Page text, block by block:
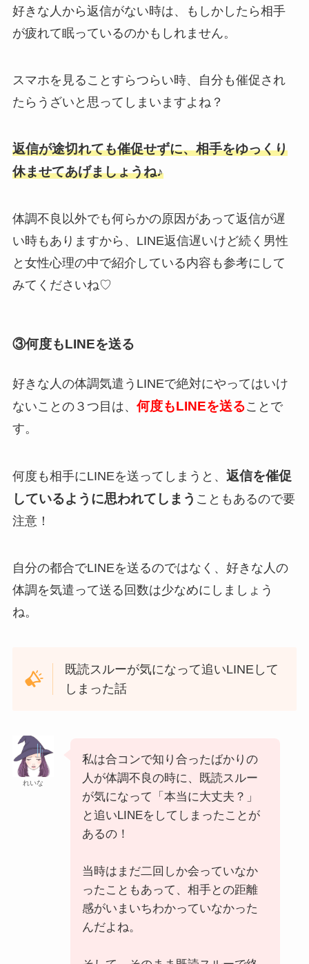
好きな人から返信がない時は、もしかしたら相手
が疲れて眠っているのかもしれません。
スマホを見ることすらつらい時、自分も催促され
たらうざいと思ってしまいますよね？
返信が途切れても催促せずに、相手をゆっくり
休ませてあげましょうね♪
体調不良以外でも何らかの原因があって返信が遅
い時もありますから、LINE返信遅いけど続く男性
と女性心理の中で紹介している内容も参考にして
みてくださいね♡
③何度もLINEを送る
好きな人の体調気遣うLINEで絶対にやってはいけ
ないことの３つ目は、 何度もLINEを送ることで
す。
何度も相手にLINEを送ってしまうと、 返信を催促
しているように思われてしまう こともあるので要
注意！
自分の都合でLINEを送るのではなく、好きな人の
体調を気遣って送る回数は少なめにしましょう
ね。
既読スルーが気になって追いLINEして
しまった話
れいな
私は合コンで知り合ったばかりの
人が体調不良の時に、既読スルー
が気になって「本当に大丈夫？」
と追いLINEをしてしまったことが
あるの！
当時はまだ二回しか会っていなか
ったこともあって、相手との距離
感がいまいちわかっていなかった
んだよね。